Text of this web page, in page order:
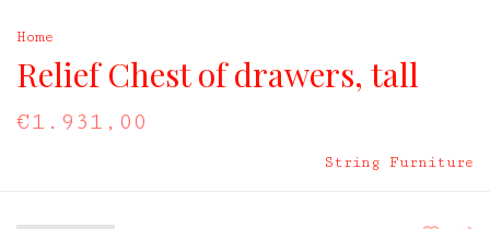
Home
Relief Chest of drawers, tall
€1.931,00
String Furniture